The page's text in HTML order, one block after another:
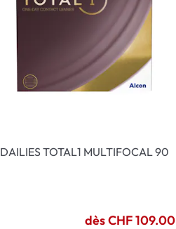
DAILIES TOTAL1 MULTIFOCAL 90
dès CHF 109.00